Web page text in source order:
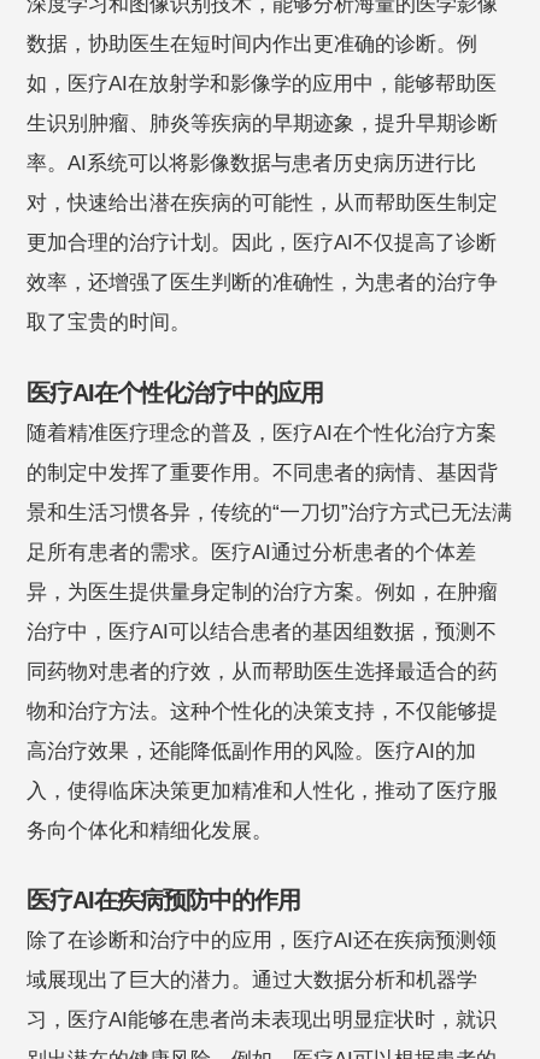
深度学习和图像识别技术，能够分析海量的医学影像
数据，协助医生在短时间内作出更准确的诊断。例
如，医疗AI在放射学和影像学的应用中，能够帮助医
生识别肿瘤、肺炎等疾病的早期迹象，提升早期诊断
率。AI系统可以将影像数据与患者历史病历进行比
对，快速给出潜在疾病的可能性，从而帮助医生制定
更加合理的治疗计划。因此，医疗AI不仅提高了诊断
效率，还增强了医生判断的准确性，为患者的治疗争
取了宝贵的时间。
医疗AI在个性化治疗中的应用
随着精准医疗理念的普及，医疗AI在个性化治疗方案
的制定中发挥了重要作用。不同患者的病情、基因背
景和生活习惯各异，传统的“一刀切”治疗方式已无法满
足所有患者的需求。医疗AI通过分析患者的个体差
异，为医生提供量身定制的治疗方案。例如，在肿瘤
治疗中，医疗AI可以结合患者的基因组数据，预测不
同药物对患者的疗效，从而帮助医生选择最适合的药
物和治疗方法。这种个性化的决策支持，不仅能够提
高治疗效果，还能降低副作用的风险。医疗AI的加
入，使得临床决策更加精准和人性化，推动了医疗服
务向个体化和精细化发展。
医疗AI在疾病预防中的作用
除了在诊断和治疗中的应用，医疗AI还在疾病预测领
域展现出了巨大的潜力。通过大数据分析和机器学
习，医疗AI能够在患者尚未表现出明显症状时，就识